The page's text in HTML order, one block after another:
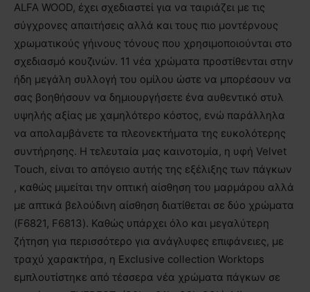
ALFA WOOD, έχει σχεδιαστεί για να ταιριάζει με τις
σύγχρονες απαιτήσεις αλλά και τους πιο μοντέρνους
χρωματικούς γήινους τόνους που χρησιμοποιούνται στο
σχεδιασμό κουζινών. 11 νέα χρώματα προστίθενται στην
ήδη μεγάλη συλλογή του ομίλου ώστε να μπορέσουν να
σας βοηθήσουν να δημιουργήσετε ένα αυθεντικό στυλ
υψηλής αξίας με χαμηλότερο κόστος, ενώ παράλληλα
να απολαμβάνετε τα πλεονεκτήματα της ευκολότερης
συντήρησης. H τελευταία μας καινοτομία, η υφή Velvet
Touch, είναι το απόγειο αυτής της εξέλιξης των πάγκων
, καθώς μιμείται την οπτική αίσθηση του μαρμάρου αλλά
με απτικά βελούδινη αίσθηση διατίθεται σε δύο χρώματα
(F6821, F6813). Καθώς υπάρχει όλο και μεγαλύτερη
ζήτηση για περισσότερο για ανάγλυφες επιφάνειες, με
τραχύ χαρακτήρα, η Exclusive collection Worktops
εμπλουτίστηκε από τέσσερα νέα χρώματα πάγκων σε